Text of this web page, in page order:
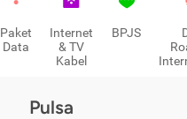
Paket
Data
Internet
& TV
Kabel
BPJS
Pulsa